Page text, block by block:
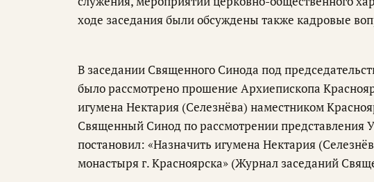
ходе заседания были обсуждены также кадровые
В заседании Священного Синода под
было рассмотрено прошение Архиепископа
игумена Нектария (Селезнёва) наместником
Священный Синод по рассмотрении представления
постановил: «Назначить игумена Нектария
монастыря г. Красноярска» (Журнал заседаний